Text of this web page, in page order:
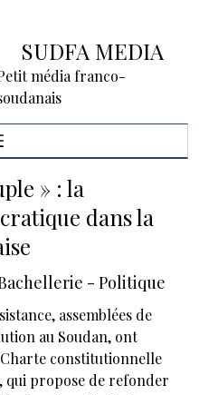
SUDFA MEDIA
média franco-
» : la
dans la
- Politique
assemblées de
au Soudan, ont
constitutionnelle
qui propose de refonder